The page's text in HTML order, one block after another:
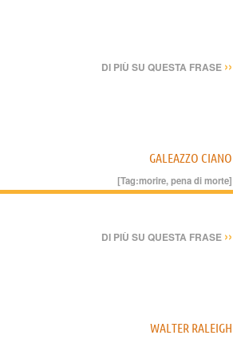
DI PIÙ SU QUESTA FRASE ››
GALEAZZO CIANO
[Tag:morire,pena di morte]
DI PIÙ SU QUESTA FRASE ››
WALTER RALEIGH